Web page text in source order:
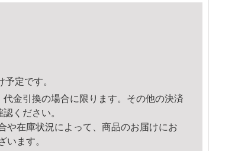
定です。
金引換の場合に限ります。その他の決済
認ください。
や在庫状況によって、商品のお届けにお
います。